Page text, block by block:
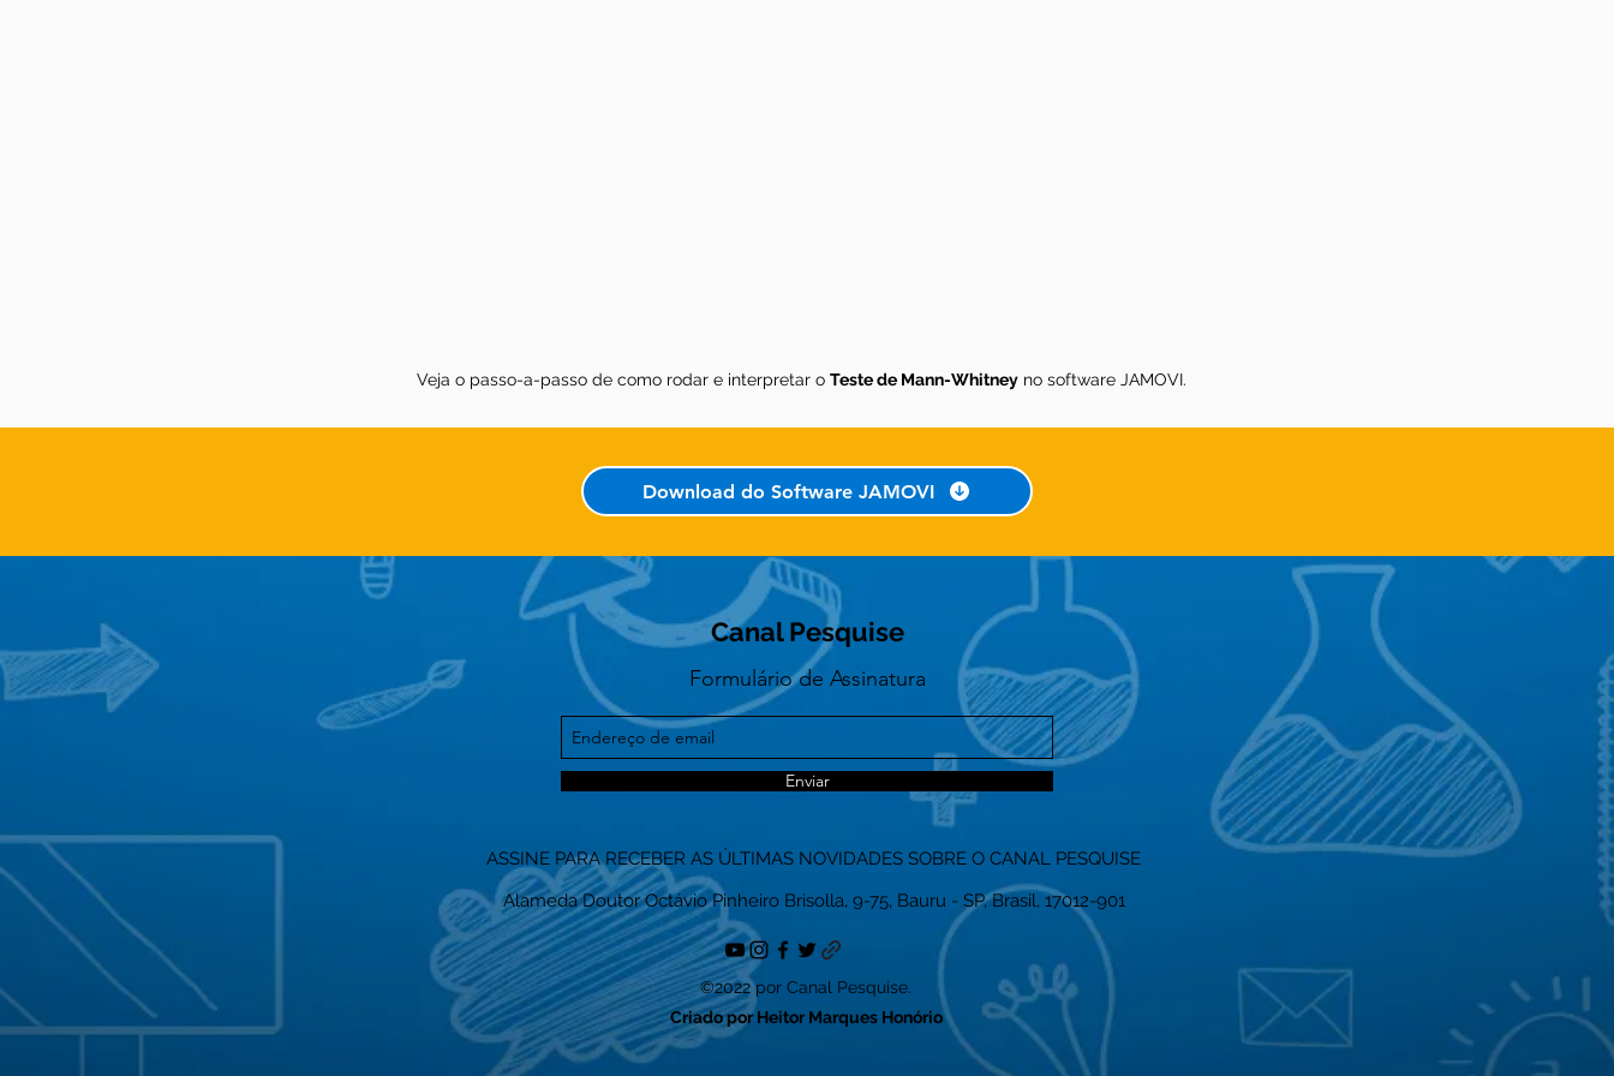
Veja o passo-a-passo de como rodar e interpretar o Teste de Mann-Whitney no software JAMOVI.
Download do Software JAMOVI
Canal Pesquise
Formulário de Assinatura
Enviar
ASSINE PARA RECEBER AS ÚLTIMAS NOVIDADES SOBRE O CANAL PESQUISE
Alameda Doutor Octávio Pinheiro Brisolla, 9-75, Bauru - SP, Brasil, 17012-901
©2022 por Canal Pesquise.
Criado por Heitor Marques Honório